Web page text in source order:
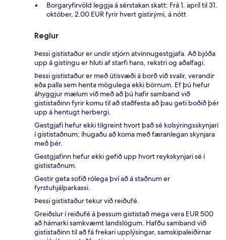
Borgaryfirvöld leggja á sérstakan skatt: Frá 1. apríl til 31.
október, 2.00 EUR fyrir hvert gistirými, á nótt
Reglur
Þessi gististaður er undir stjórn atvinnugestgjafa. Að bjóða
upp á gistingu er hluti af starfi hans, rekstri og aðalfagi.
Þessi gististaður er með útisvæði á borð við svalir, verandir
eða palla sem henta mögulega ekki börnum. Ef þú hefur
áhyggjur mælum við með að þú hafir samband við
gististaðinn fyrir komu til að staðfesta að þau geti boðið þér
upp á hentugt herbergi.
Gestgjafi hefur ekki tilgreint hvort það sé kolsýringsskynjari
í gististaðnum; íhugaðu að koma með færanlegan skynjara
með þér.
Gestgjafinn hefur ekki gefið upp hvort reykskynjari sé í
gististaðnum.
Gestir geta sofið rólega því að á staðnum er
fyrstuhjálparkassi.
Þessi gististaður tekur við reiðufé.
Greiðslur í reiðufé á þessum gististað mega vera EUR 500
að hámarki samkvæmt landslögum. Hafðu samband við
gististaðinn til að fá frekari upplýsingar, samskipaleiðirnar